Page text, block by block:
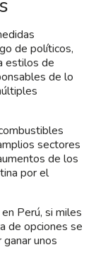
de políticos,
estilos de
de lo
sectores
de los
por el
Perú, si miles
de opciones se
unos